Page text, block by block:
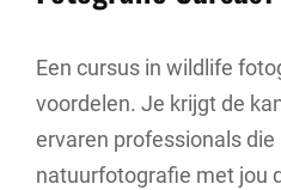
Een cursus in wildlife
voordelen. Je krijgt de
ervaren professionals
natuurfotografie met jou